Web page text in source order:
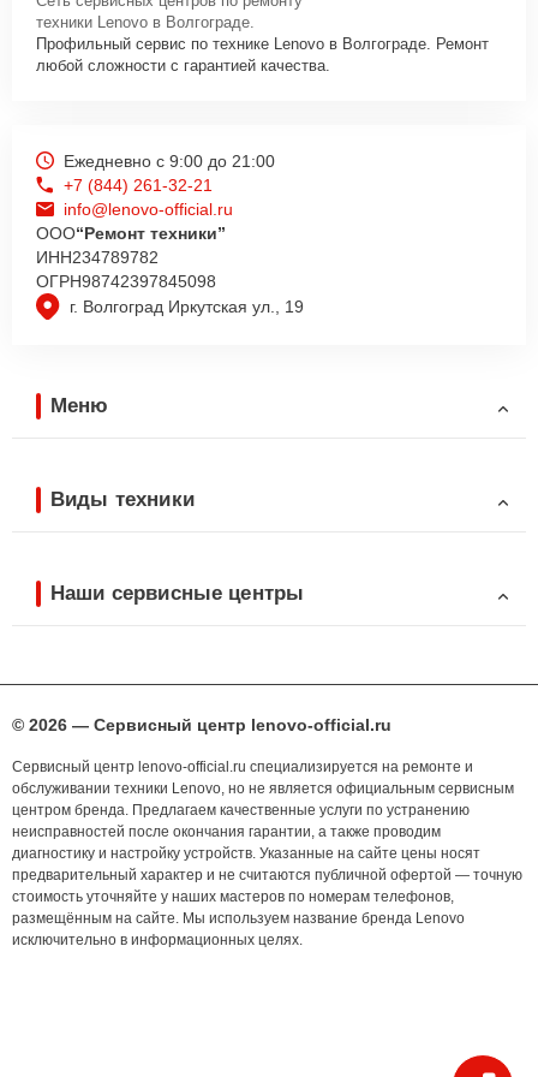
техники Lenovo в Волгограде.
Профильный сервис по технике Lenovo в Волгограде. Ремонт
любой сложности с гарантией качества.
г. Волгоград Иркутская ул., 19
Ежедневно с 9:00 до 21:00
+7 (844) 261-32-21
info@lenovo-official.ru
ООО“Ремонт техники”
ИНН234789782
ОГРН98742397845098
Меню
Виды техники
Наши сервисные центры
© 2026 — Сервисный центр lenovo-official.ru
Сервисный центр lenovo-official.ru специализируется на ремонте и
обслуживании техники Lenovo, но не является официальным сервисным
центром бренда. Предлагаем качественные услуги по устранению
неисправностей после окончания гарантии, а также проводим
диагностику и настройку устройств. Указанные на сайте цены носят
предварительный характер и не считаются публичной офертой — точную
стоимость уточняйте у наших мастеров по номерам телефонов,
размещённым на сайте. Мы используем название бренда Lenovo
исключительно в информационных целях.